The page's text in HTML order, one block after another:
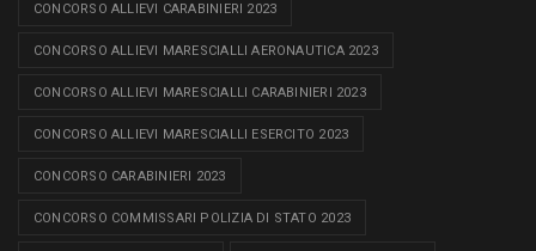
CONCORSO ALLIEVI CARABINIERI 2023
CONCORSO ALLIEVI MARESCIALLI AERONAUTICA 2023
CONCORSO ALLIEVI MARESCIALLI CARABINIERI 2023
CONCORSO ALLIEVI MARESCIALLI ESERCITO 2023
CONCORSO CARABINIERI 2023
CONCORSO COMMISSARI POLIZIA DI STATO 2023